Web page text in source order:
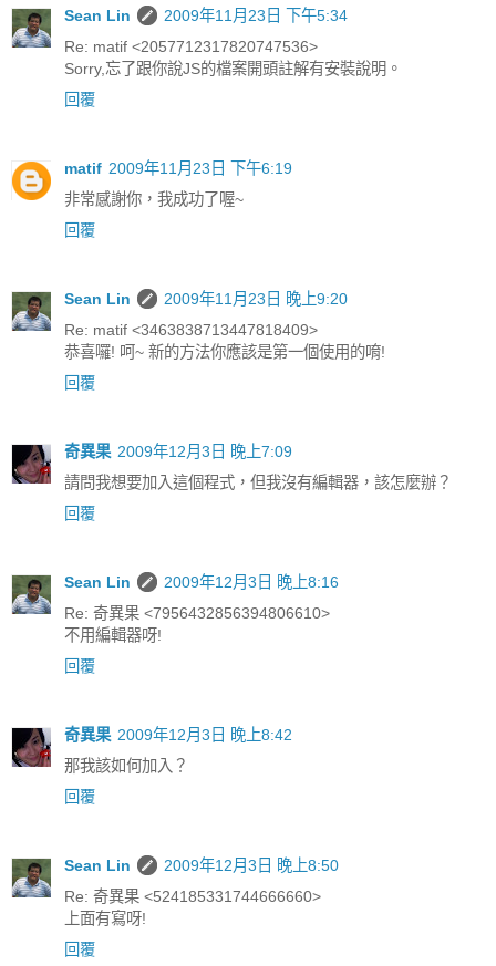
Sean Lin
2009年11月23日 下午5:34
Re: matif <2057712317820747536>
Sorry,忘了跟你說JS的檔案開頭註解有安裝說明。
回覆
matif 2009年11月23日 下午6:19
非常感謝你，我成功了喔~
回覆
Sean Lin
2009年11月23日 晚上9:20
Re: matif <3463838713447818409>
恭喜囉! 呵~ 新的方法你應該是第一個使用的唷!
回覆
奇異果 2009年12月3日 晚上7:09
請問我想要加入這個程式，但我沒有編輯器，該怎麼辦？
回覆
Sean Lin
2009年12月3日 晚上8:16
Re: 奇異果 <7956432856394806610>
不用編輯器呀!
回覆
奇異果 2009年12月3日 晚上8:42
那我該如何加入？
回覆
Sean Lin
2009年12月3日 晚上8:50
Re: 奇異果 <524185331744666660>
上面有寫呀!
回覆